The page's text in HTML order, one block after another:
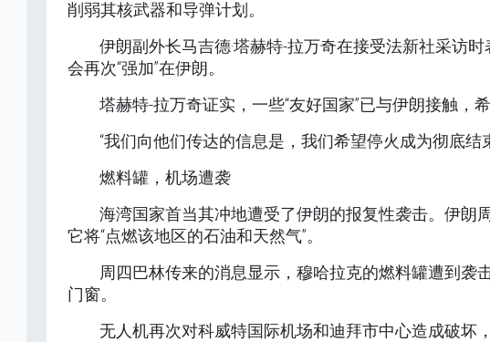
削弱其核武器和导弹计划。
伊朗副外长马吉德·塔赫特-拉万奇在接受法新社采访
会再次“强加”在伊朗。
塔赫特-拉万奇证实，一些“友好国家”已与伊朗接触，
“我们向他们传达的信息是，我们希望停火成为彻底结
燃料罐，机场遭袭
海湾国家首当其冲地遭受了伊朗的报复性袭击。伊朗
它将“点燃该地区的石油和天然气”。
周四巴林传来的消息显示，穆哈拉克的燃料罐遭到袭
门窗。
无人机再次对科威特国际机场和迪拜市中心造成破坏